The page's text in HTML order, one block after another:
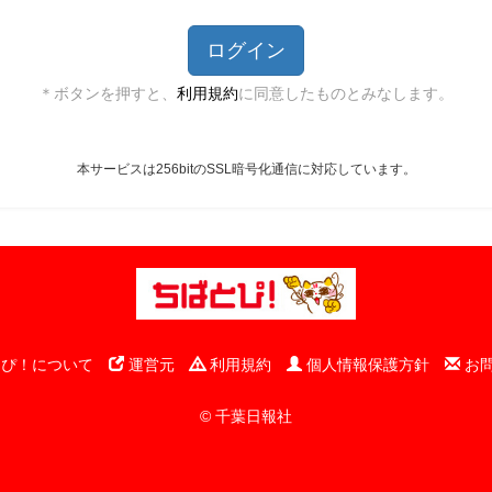
＊ボタンを押すと、 利用規約に同意したものとみなします。
本サービスは256bitのSSL暗号化通信に対応しています。
！について 運営元 利用規約 個人情報保護方針 お
© 千葉日報社